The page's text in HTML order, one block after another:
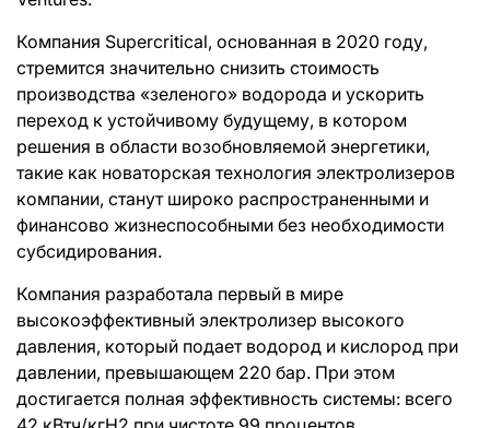
Компания Supercritical, основанная в 2020 году,
стремится значительно снизить стоимость
производства «зеленого» водорода и ускорить
переход к устойчивому будущему, в котором
решения в области возобновляемой энергетики,
такие как новаторская технология электролизеров
компании, станут широко распространенными и
финансово жизнеспособными без необходимости
субсидирования.
Компания разработала первый в мире
высокоэффективный электролизер высокого
давления, который подает водород и кислород при
давлении, превышающем 220 бар. При этом
достигается полная эффективность системы: всего